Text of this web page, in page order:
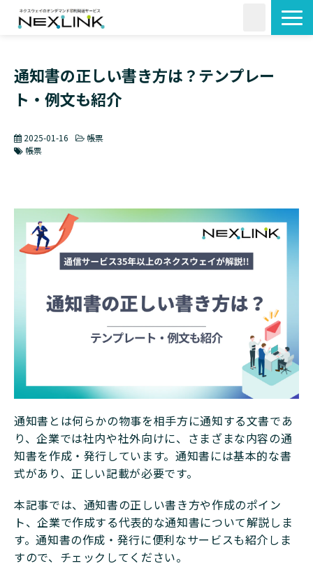
活用シーン
通知書の正しい書き方は？テンプレー
ト・例文も紹介
2025-01-16
帳票
帳票
通知書とは何らかの物事を相手方に通知する文書であ
り、企業では社内や社外向けに、さまざまな内容の通
知書を作成・発行しています。通知書には基本的な書
式があり、正しい記載が必要です。
本記事では、通知書の正しい書き方や作成のポイン
ト、企業で作成する代表的な通知書について解説しま
す。通知書の作成・発行に便利なサービスも紹介しま
すので、チェックしてください。